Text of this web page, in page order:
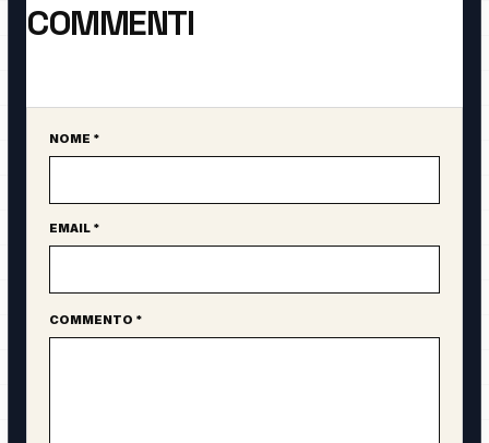
COMMENTI
Sito web
NOME *
EMAIL *
COMMENTO *